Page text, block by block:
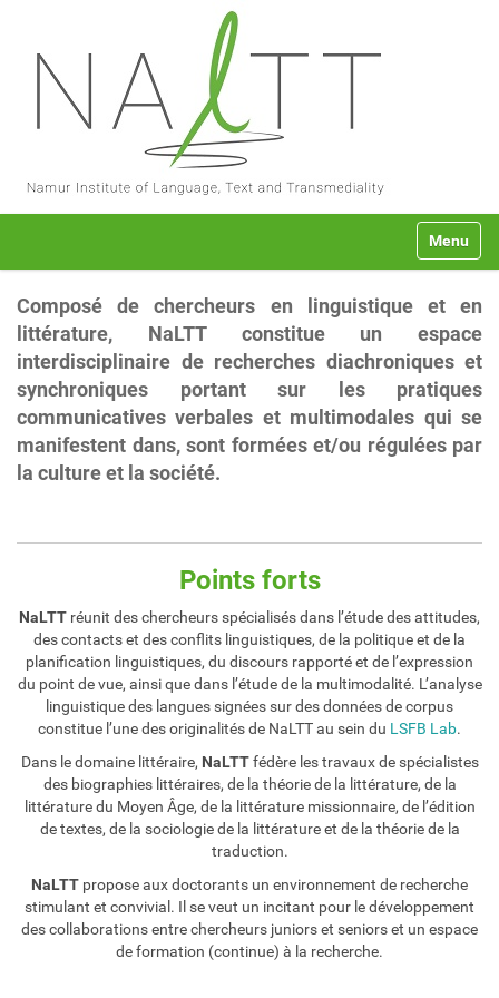
v
Toggle
Composé de chercheurs en linguistique et en
littérature, NaLTT constitue un espace
interdisciplinaire de recherches diachroniques et
synchroniques portant sur les pratiques
communicatives verbales et multimodales qui se
manifestent dans, sont formées et/ou régulées par
la culture et la société.
Points forts
NaLTT réunit des chercheurs spécialisés dans l’étude des attitudes,
des contacts et des conflits linguistiques, de la politique et de la
planification linguistiques, du discours rapporté et de l’expression
du point de vue, ainsi que dans l’étude de la multimodalité. L’analyse
linguistique des langues signées sur des données de corpus
constitue l’une des originalités de NaLTT au sein du LSFB Lab.
Dans le domaine littéraire, NaLTTfédère les travaux de spécialistes
des biographies littéraires, de la théorie de la littérature, de la
littérature du Moyen Âge, de la littérature missionnaire, de l’édition
de textes, de la sociologie de la littérature et de la théorie de la
traduction.
NaLTT propose aux doctorants un environnement de recherche
stimulant et convivial. Il se veut un incitant pour le développement
des collaborations entre chercheurs juniors et seniors et un espace
de formation (continue) à la recherche.